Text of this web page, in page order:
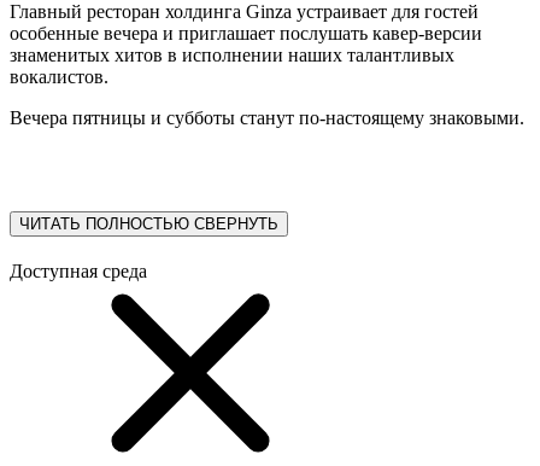
Главный ресторан холдинга Ginza устраивает для гостей
особенные вечера и приглашает послушать кавер-версии
знаменитых хитов в исполнении наших талантливых
вокалистов.
Вечера пятницы и субботы станут по-настоящему знаковыми.
ЧИТАТЬ ПОЛНОСТЬЮ СВЕРНУТЬ
Доступная среда